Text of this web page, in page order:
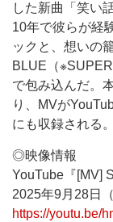
した新曲「笑い
10年で彼らが経
ックと、想いの
BLUE（
で包み込んだ。
り、MVが
にも収録される。
◎映像情報
YouTube『[MV]
2025年9月28日
https://youtu.be/